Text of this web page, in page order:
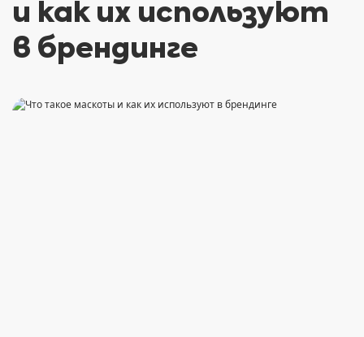
и как их используют
в брендинге